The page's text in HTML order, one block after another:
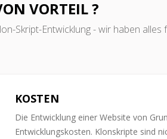
VORTEIL ?
Skript-Entwicklung - wir haben alles
KOSTEN
Die Entwicklung einer Website von
Entwicklungskosten. Klonskripte sind